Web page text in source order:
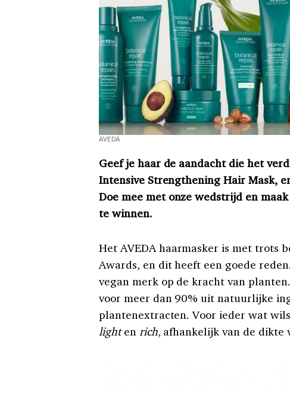
AVEDA
Geef je haar de aandacht die het
Intensive Strengthening Hair Mask,
Doe mee met onze wedstrijd en
te winnen.
Het AVEDA haarmasker is met trots
Awards, en dit heeft een goede
vegan merk op de kracht van
voor meer dan 90% uit natuurlijke
plantenextracten. Voor ieder wat
lighten rich, afhankelijk van de dikte